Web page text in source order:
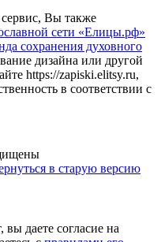
сервис, Вы также
сети «Елицы.рф»
сохранения духовного
дизайна или другой
https://zapiski.elitsy.ru,
в соответствии с
в старую версию
даете согласие на